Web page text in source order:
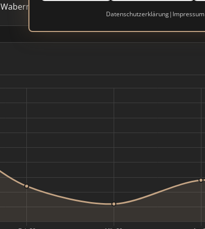
Datenschutzerklärung| Impressum
Wabern